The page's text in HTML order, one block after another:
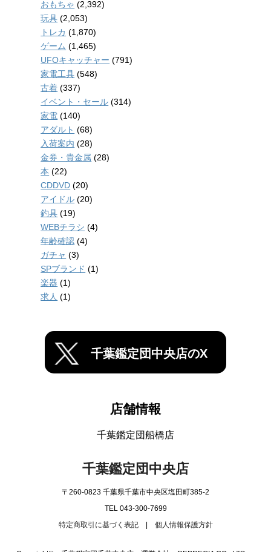
おもちゃ (2,392)
玩具 (2,053)
トレカ (1,870)
ゲーム (1,465)
UFOキャッチャー (791)
家電工具 (548)
古着 (337)
イベント・セール (314)
家電 (140)
アダルト (68)
入荷案内 (28)
金券・貴金属 (28)
本 (22)
CDDVD (20)
アイドル (20)
釣具 (19)
WEBチラシ (4)
年齢確認 (4)
ガチャ (3)
SPブランド (1)
楽器 (1)
求人 (1)
千葉鑑定団中央店のX
店舗情報
千葉鑑定団船橋店
千葉鑑定団中央店
〒260-0823 千葉県千葉市中央区塩田町385-2
TEL 043-300-7699
特定商取引に基づく表記| 個人情報保護方針